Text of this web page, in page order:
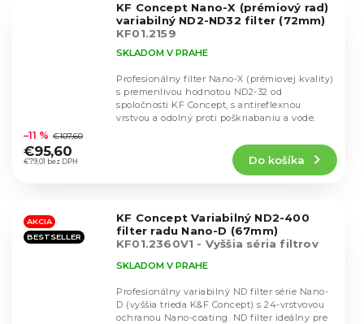
KF Concept Nano-X (prémiový rad)
variabilný ND2-ND32 filter (72mm)
KF01.2159
hodnotenie
produktu
je
hviezdičiek.
SKLADOM V PRAHE
€79,01 bez DPH
–11 % €107,60
€95,60
Do košíka
Profesionálny filter Nano-X (prémiovej kvality)
s premenlivou hodnotou ND2-32 od
spoločnosti KF Concept, s antireflexnou
vrstvou a odolný proti poškriabaniu a vode.
AKCIA
BESTSELLER
KF Concept Variabilný ND2-400
filter radu Nano-D (67mm)
KF01.2360V1 - Vyššia séria filtrov
SKLADOM V PRAHE
Profesionálny variabilný ND filter série Nano-
D (vyššia trieda K&F Concept) s 24-vrstvovou
ochranou Nano-coating. ND filter ideálny pre